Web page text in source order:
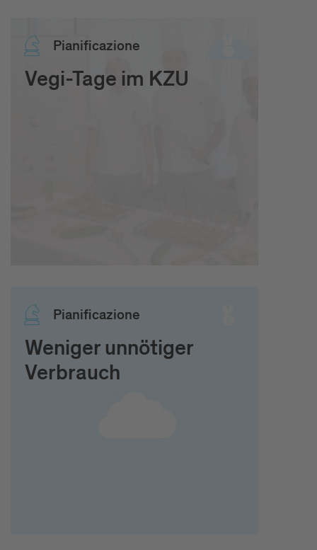
Pia­ni­fi­ca­zio­ne
Vegi-Tage im KZU
Pia­ni­fi­ca­zio­ne
Weniger unnötiger
Verbrauch